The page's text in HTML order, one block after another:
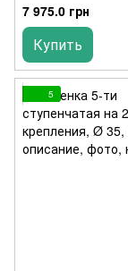
7 975.0 грн
Купить
5